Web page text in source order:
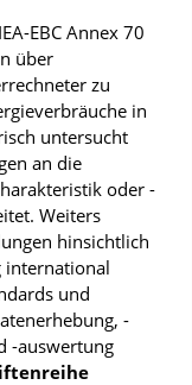
EBC Annex 70
über
zu
in
untersucht
an die
oder -
Weiters
hinsichtlich
international
und
-
-auswertung